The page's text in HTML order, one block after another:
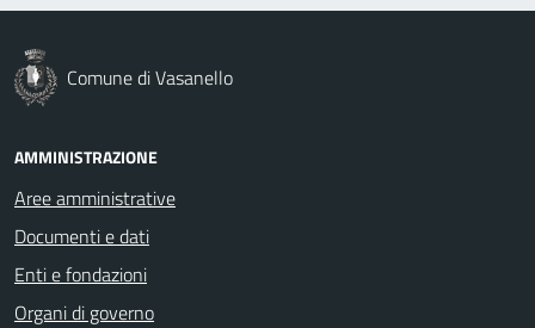
Comune di Vasanello
AMMINISTRAZIONE
Aree amministrative
Documenti e dati
Enti e fondazioni
Organi di governo